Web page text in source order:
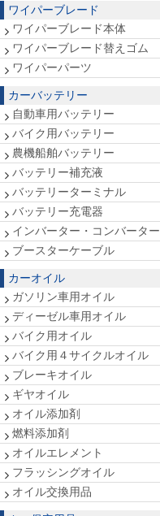
ワイパーブレード
ワイパーブレード本体
ワイパーブレード替えゴム
ワイパーパーツ
カーバッテリー
自動車用バッテリー
バイク用バッテリー
農機船舶バッテリー
バッテリー補充液
バッテリーターミナル
バッテリー充電器
インバーター・コンバーター
ブースターケーブル
カーオイル
ガソリン車用オイル
ディーゼル車用オイル
バイク用オイル
バイク用４サイクルオイル
ブレーキオイル
ギヤオイル
オイル添加剤
燃料添加剤
オイルエレメント
フラッシングオイル
オイル交換用品